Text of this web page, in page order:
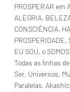
PROSPERAR em
ALEGRIA,
CONSCIÊNCIA,
PROSPERIDADE,
EU SOU, o
Todas as linhas
Ser, Universos,
Paralelas,